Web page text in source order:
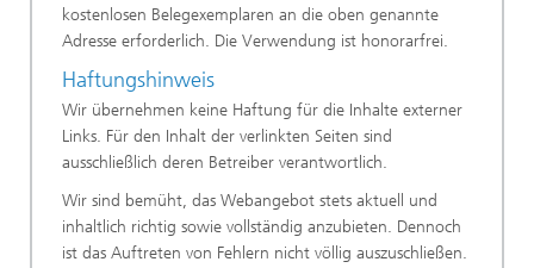
kostenlosen Belegexemplaren an die oben genannte
Adresse erforderlich. Die Verwendung ist honorarfrei.
Haftungshinweis
Wir übernehmen keine Haftung für die Inhalte externer
Links. Für den Inhalt der verlinkten Seiten sind
ausschließlich deren Betreiber verantwortlich.
Wir sind bemüht, das Webangebot stets aktuell und
inhaltlich richtig sowie vollständig anzubieten. Dennoch
ist das Auftreten von Fehlern nicht völlig auszuschließen.